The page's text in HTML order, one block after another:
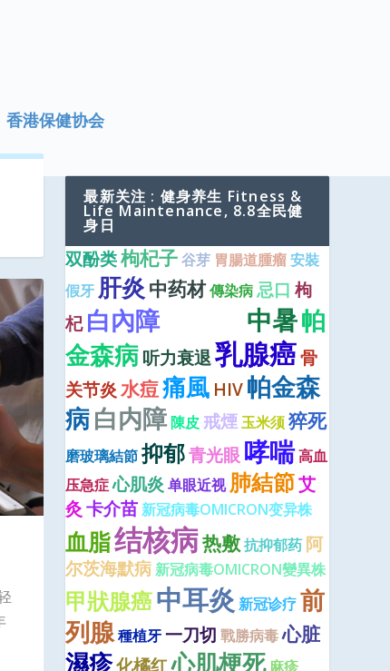
香港保健协会
最新关注 : 健身养生 Fitness &
Life Maintenance, 8.8全民健
身日
双酚类枸杞子谷芽 胃腸道腫瘤安裝
假牙肝炎 中药材傳染病忌口 枸
杞 白內障 中暑帕
金森病听力衰退乳腺癌骨
关节炎水痘痛風 HIV帕金森
病白内障陳皮戒煙玉米须猝死
磨玻璃結節抑郁青光眼哮喘高血
压急症心肌炎单眼近视 肺結節艾
灸 卡介苗新冠病毒OMICRON变异株
血脂结核病热敷抗抑郁药 阿
尔茨海默病新冠病毒OMICRON變異株
甲狀腺癌中耳炎 新冠诊疗前
列腺種植牙一刀切 戰勝病毒心脏
濕疹化橘红心肌梗死 麻疹